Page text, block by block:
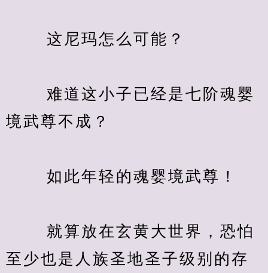
这尼玛怎么可能？
难道这小子已经是七阶魂婴
境武尊不成？
如此年轻的魂婴境武尊！
就算放在玄黄大世界，恐怕
至少也是人族圣地圣子级别的存